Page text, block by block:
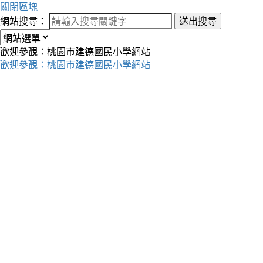
關閉區塊
網站搜尋：
送出搜尋
歡迎參觀：桃園市建德國民小學網站
歡迎參觀：桃園市建德國民小學網站